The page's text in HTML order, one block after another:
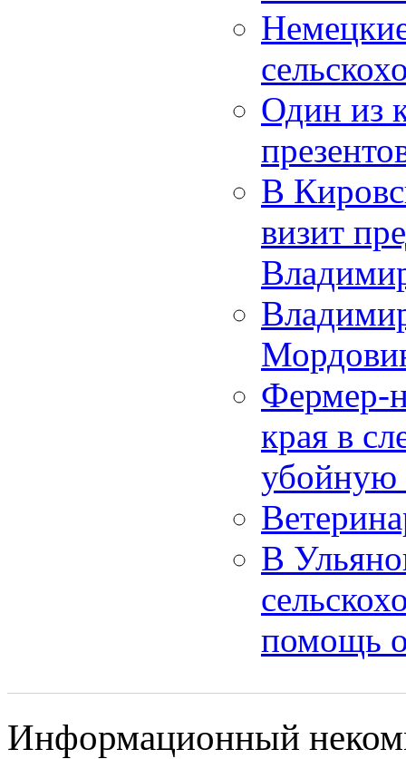
Один из
В
визит
Фермер-
края в
убойную
В
помощь
Информационный